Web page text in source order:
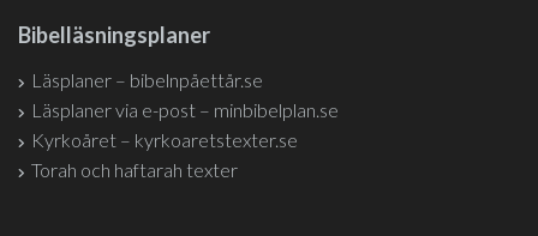
Bibelläsningsplaner
Läsplaner – bibelnpåettår.se
Läsplaner via e-post – minbibelplan.se
Kyrkoåret – kyrkoaretstexter.se
Torah och haftarah texter